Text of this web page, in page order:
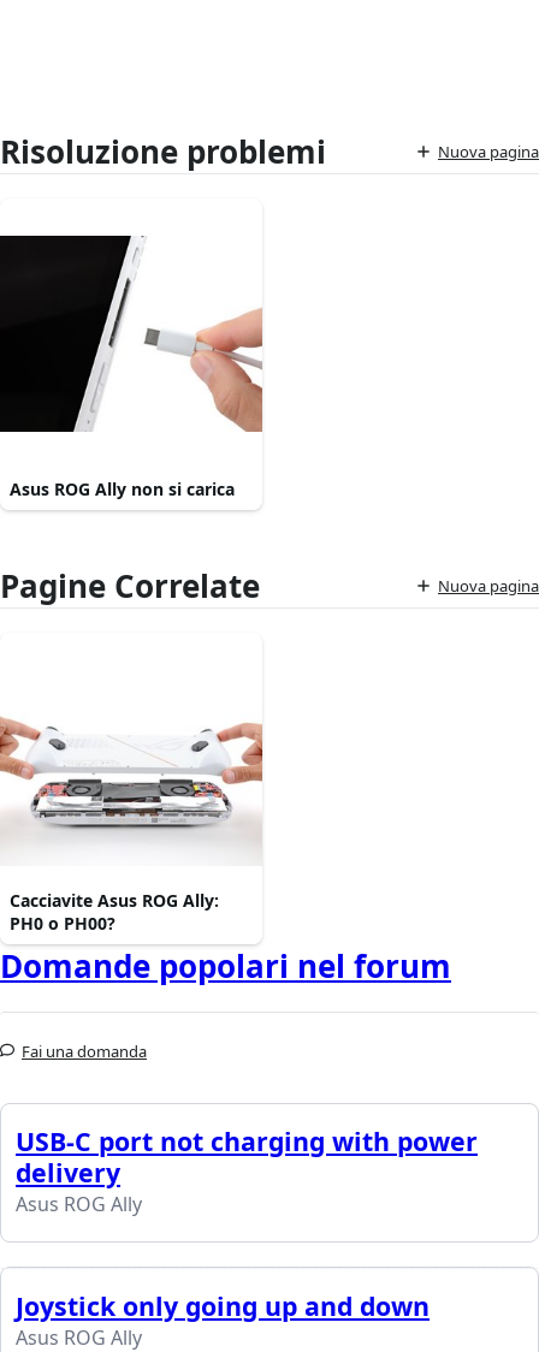
Risoluzione problemi Nuova pagina
Asus ROG Ally non si carica
Pagine Correlate Nuova pagina
Cacciavite Asus ROG Ally:
PH0 o PH00?
Domande popolari nel forum
Fai una domanda
USB-C port not charging with power
delivery
Asus ROG Ally
Joystick only going up and down
Asus ROG Ally